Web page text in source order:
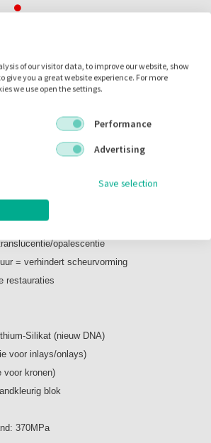
sterkte Glass Ceramics
Silikat (ZLS)
opalescentie
= verhindert scheurvorming
restauraties
Silikat (nieuw DNA)
voor inlays/onlays)
voor kronen)
blok
370MPa
of our visitor data, to improve our website, show
give you a great website experience. For more
we use open the settings.
Performance
Advertising
Save selection